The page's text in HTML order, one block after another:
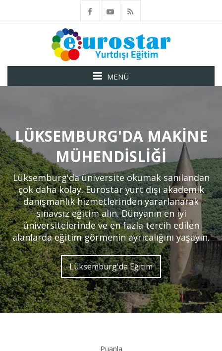
MENÜ
LÜKSEMBURG'DA MAKINE
MÜHENDISLIĞI
Lüksemburg'da üniversite okumak sanılandan
çok daha kolay. Eurostar yurt dışı akademik
danışmanlık hizmetlerinden yararlanarak
sınavsız eğitim alın. Dünyanın en iyi
üniversitelerinde ve en fazla tercih edilen
alanlarda eğitim görmenin ayrıcalığını yaşayın.
Lüksemburg'da Eğitim
Puanla